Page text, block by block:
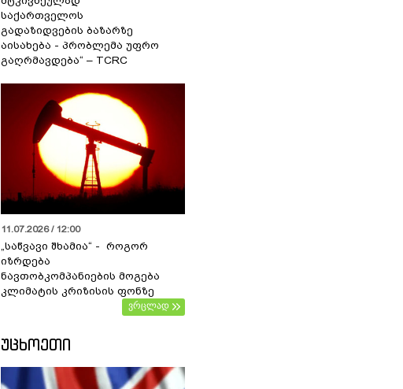
საქართველოს
გადაზიდვების ბაზარზე
აისახება - პრობლემა უფრო
გაღრმავდება“ – TCRC
11.07.2026 / 12:00
„საწვავი შხამია“ - როგორ
იზრდება
ნავთობკომპანიების მოგება
კლიმატის კრიზისის ფონზე
ვრცლად
ᲣᲪᲮᲝᲔᲗᲘ